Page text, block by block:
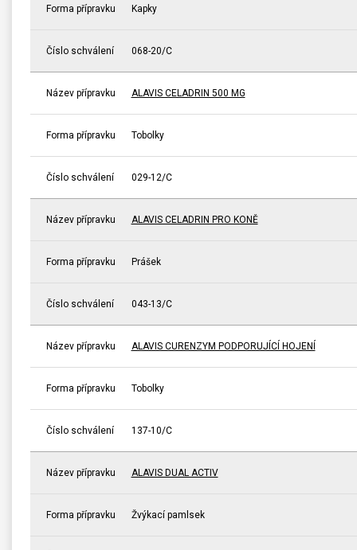
Forma přípravku Kapky
Číslo schválení 068-20/C
Název přípravku ALAVIS CELADRIN 500 MG
Forma přípravku Tobolky
Číslo schválení 029-12/C
Název přípravku ALAVIS CELADRIN PRO KONĚ
Forma přípravku Prášek
Číslo schválení 043-13/C
Název přípravku ALAVIS CURENZYM PODPORUJÍCÍ HOJENÍ
Forma přípravku Tobolky
Číslo schválení 137-10/C
Název přípravku ALAVIS DUAL ACTIV
Forma přípravku Žvýkací pamlsek